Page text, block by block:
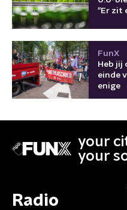
"Er zit
FunX
Heb jij
einde
enige
your
your
Radio